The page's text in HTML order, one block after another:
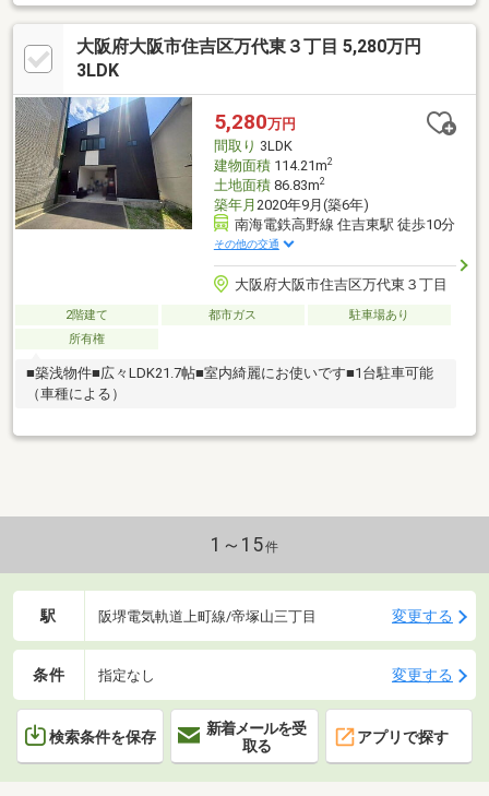
大阪府大阪市住吉区万代東３丁目 5,280万円
3LDK
5,280万円
間取り 3LDK
建物面積114.21m2
土地面積86.83m2
築年月 2020年9月(築6年)
南海電鉄高野線 住吉東駅 徒歩10分
その他の交通
大阪府大阪市住吉区万代東３丁目
2階建て 都市ガス
駐車場あり
所有権
■築浅物件■広々LDK21.7帖■室内綺麗にお使いです■1台駐車可能
（車種による）
1～15件
駅 阪堺電気軌道上町線/帝塚山三丁目 変更する
条件 指定なし 変更する
検索条件を保存
新着メールを受
取る
アプリで探す